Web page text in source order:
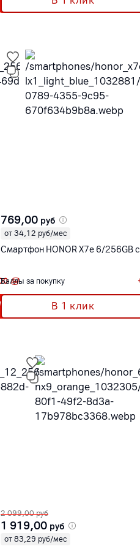
769,00 руб
от 34,12 руб/мес
Смартфон HONOR X7e 6/256GB
Баллы за покупку
В 1 клик
2 099,00 руб
1 919,00 руб
от 83,29 руб/мес